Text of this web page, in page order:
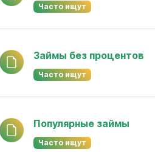
Часто ищут
Займы без процентов
Часто ищут
Популярные займы
Часто ищут